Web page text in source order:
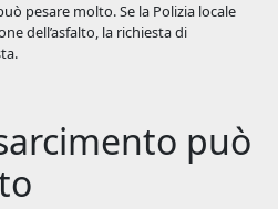
pesare molto. Se la Polizia locale
dell’asfalto, la richiesta di
può